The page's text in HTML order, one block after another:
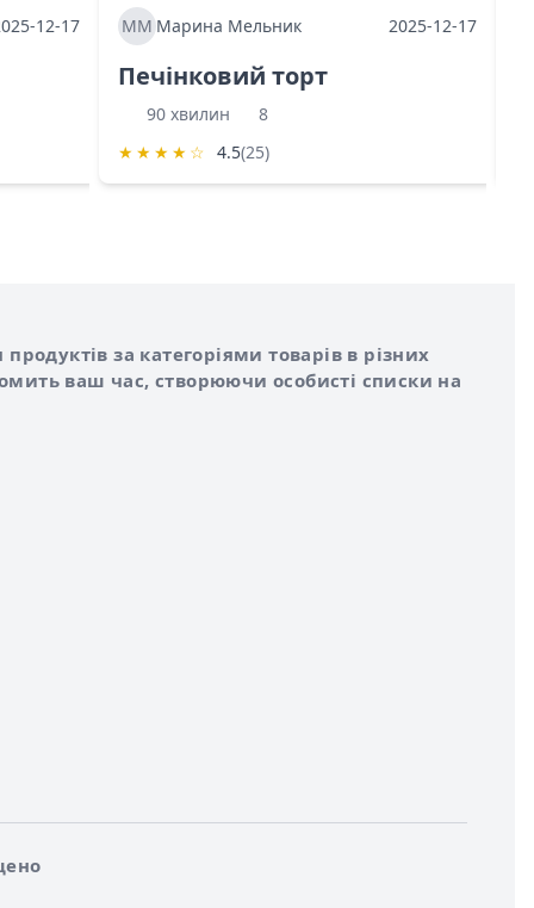
12-17 МММарина Мельник 2025-12-17
Печінковий торт
90 хвилин
8
★ ★ ★ ★ ☆ 4.5(25)
за категоріями товарів в різних
ваш час, створюючи особисті списки на